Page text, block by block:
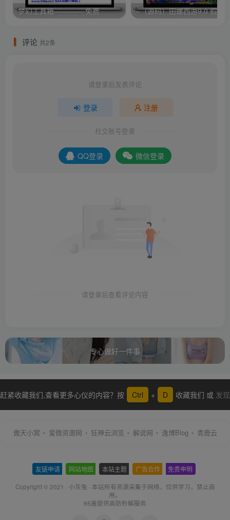
梦幻工具箱————-免费
评论 共2条
请登录后发表评论
登录 注册
社交账号登录
QQ登录 微信登录
请登录后查看评论内容
专心做好一件事
赶紧收藏我们,查看更多心仪的内容？按 Ctrl + D 收藏我们 或 发现
傲天小窝 爱微资源网 狂神云浏览 解说网 逸博Blog 青鹿云
友链申请 网站地图 本站主题 广告合作 免责申明
Copyright © 2021 · 小灰兔 · 本站所有资源采集于网络，仅供学习，禁止商
用。
95盾提供高防秒解服务